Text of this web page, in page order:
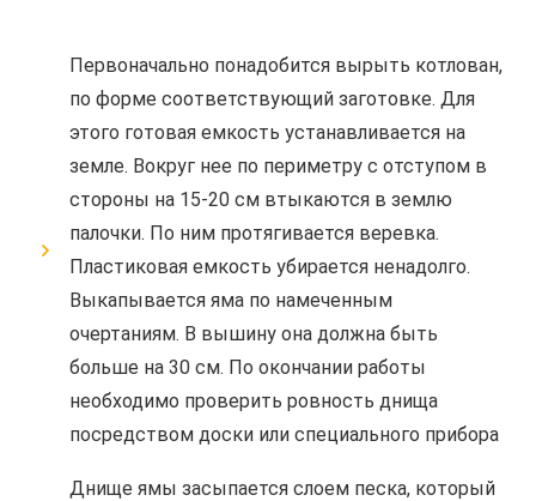
Первоначально понадобится вырыть котлован,
по форме соответствующий заготовке. Для
этого готовая емкость устанавливается на
земле. Вокруг нее по периметру с отступом в
стороны на 15-20 см втыкаются в землю
палочки. По ним протягивается веревка.
Пластиковая емкость убирается ненадолго.
Выкапывается яма по намеченным
очертаниям. В вышину она должна быть
больше на 30 см. По окончании работы
необходимо проверить ровность днища
посредством доски или специального прибора
Днище ямы засыпается слоем песка, который